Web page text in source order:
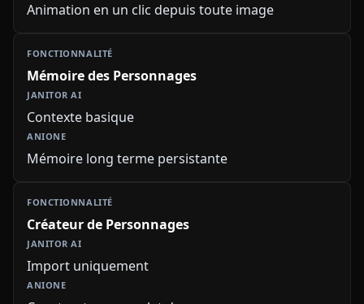
Animation en un clic depuis toute image
Mémoire des Personnages
Contexte basique
Mémoire long terme persistante
Créateur de Personnages
Import uniquement